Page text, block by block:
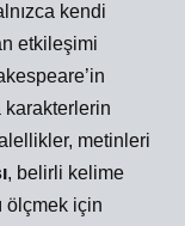
kendi
etkileşimi
karakterlerin
, metinleri
, belirli kelime
ölçmek için